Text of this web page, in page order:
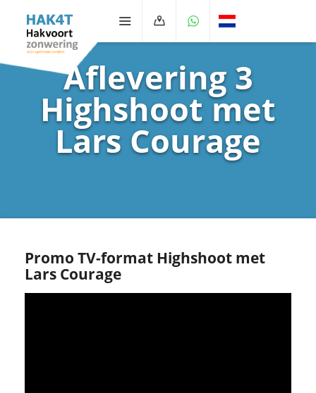
Aflevering 3
Highshoot met
Lars Courage
Promo TV-format Highshoot met
Lars Courage